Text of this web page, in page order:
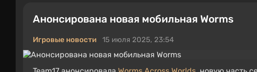
Анонсирована новая мобильная Worms
Игровые новости 15 июля 2025, 23:54